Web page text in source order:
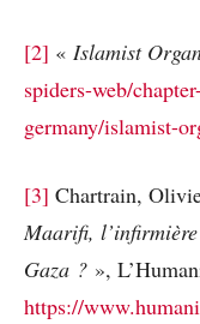
[2] « Islamist
spiders-web/
germany/islamist-
[3] Chartrain,
Maarifi,
Gaza ? »,
https://